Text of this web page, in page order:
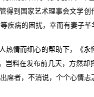
到国家艺术理事会文学创
疾病的困扰，幸而有妻子芊
热情而细心的帮助下，《永
岂料在发布前几天，方然却
席者，不消说，个个心情忐